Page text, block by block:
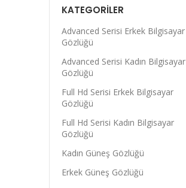
KATEGORILER
Advanced Serisi Erkek Bilgisayar
Gözlüğü
Advanced Serisi Kadın Bilgisayar
Gözlüğü
Full Hd Serisi Erkek Bilgisayar
Gözlüğü
Full Hd Serisi Kadın Bilgisayar
Gözlüğü
Kadın Güneş Gözlüğü
Erkek Güneş Gözlüğü